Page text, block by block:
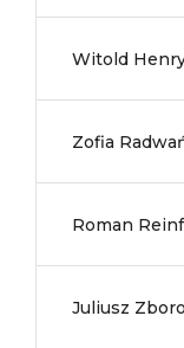
Witold
Zofia
Roman
Juliusz